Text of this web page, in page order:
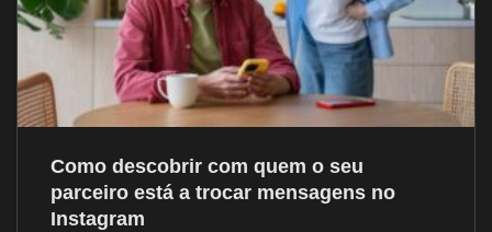
Como descobrir com quem o seu
parceiro está a trocar mensagens no
Instagram